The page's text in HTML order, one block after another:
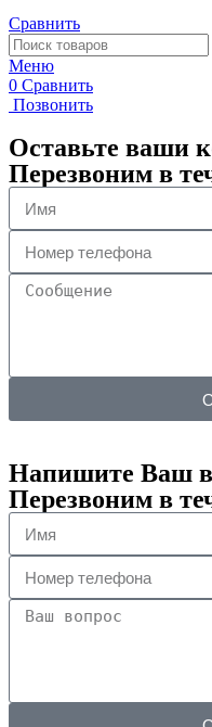
Сравнить
Меню
0 Сравнить
Позвонить
Оставьте ваши
Перезвоним в
Напишите Ваш
Перезвоним в